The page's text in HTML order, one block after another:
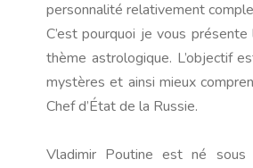
personnalité relativement
C’est pourquoi je vous présente
thème astrologique. L’objectif
mystères et ainsi mieux
Chef d’État de la Russie.
Vladimir Poutine est né